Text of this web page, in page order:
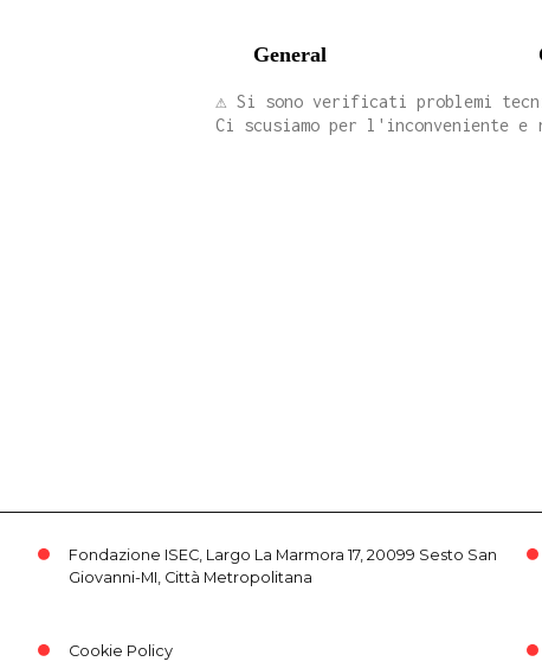
⚠️ Si sono verificati problemi
Ci scusiamo per l'inconveniente e
Fondazione ISEC, Largo La Marmora 17, 20099 Sesto San
Giovanni-MI, Città Metropolitana
Cookie Policy